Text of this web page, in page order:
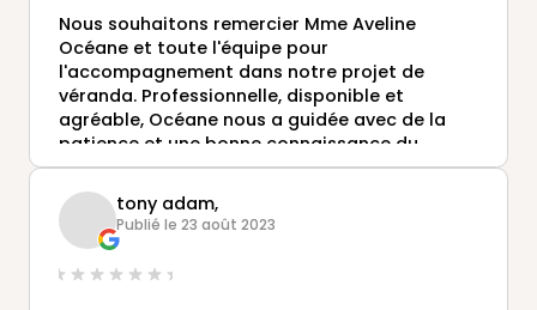
Nous souhaitons remercier Mme Aveline
Océane et toute l'équipe pour
l'accompagnement dans notre projet de
véranda. Professionnelle, disponible et
agréable, Océane nous a guidée avec de la
patience et une bonne connaissance du
produit.
L'équipe de poseur a été au top également. Le
délais de l'installation a été bien respecté.
Nous sommes satisfait de la qualité et nous
recommandons Gustave Rideau!
tony adam,
Publié le 23 août 2023